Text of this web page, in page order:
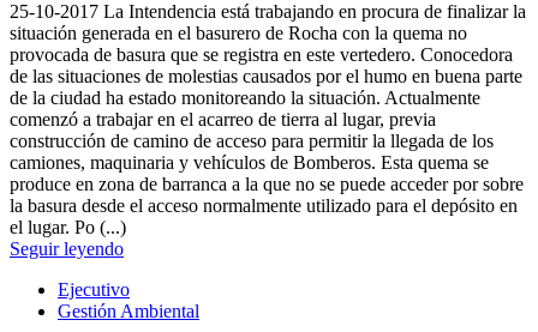
25-10-2017 La Intendencia está trabajando en procura de finalizar la
situación generada en el basurero de Rocha con la quema no
provocada de basura que se registra en este vertedero. Conocedora
de las situaciones de molestias causados por el humo en buena parte
de la ciudad ha estado monitoreando la situación. Actualmente
comenzó a trabajar en el acarreo de tierra al lugar, previa
construcción de camino de acceso para permitir la llegada de los
camiones, maquinaria y vehículos de Bomberos. Esta quema se
produce en zona de barranca a la que no se puede acceder por sobre
la basura desde el acceso normalmente utilizado para el depósito en
el lugar. Po (...)
Seguir leyendo
Ejecutivo
Gestión Ambiental